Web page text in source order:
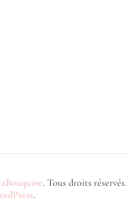
. Tous droits réservés.
.